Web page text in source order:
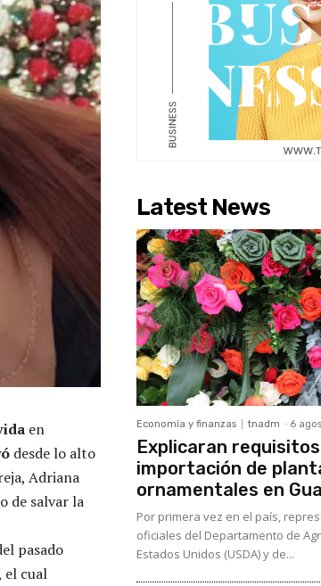
en
desde lo alto
Adriana
de salvar la
pasado
el cual
Latest News
Economía y finanzas tnadm - 6
Explicaran
importación de
ornamentales en
Por primera vez en el país,
oficiales del Departamento de
Estados Unidos (USDA) y de...